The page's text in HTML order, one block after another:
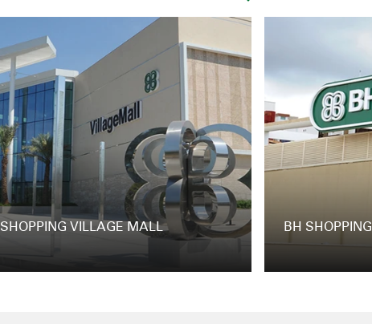
SHOPPING VILLAGE MALL BH